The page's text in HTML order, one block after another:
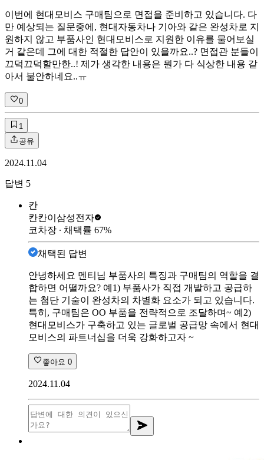
이번에 현대모비스 구매팀으로 면접을 준비하고 있습니다. 다
만 예상되는 질문중에, 현대자동차나 기아와 같은 완성차로 지
원하지 않고 부품사인 현대모비스로 지원한 이유를 물어보실
거 같은데 그에 대한 적절한 답안이 있을까요..? 면접관 분들이
끄덕끄덕할만한..! 제가 생각한 내용은 뭔가 다 식상한 내용 같
아서 불안하네요..ㅠ
0
1
공유
2024.11.04
답변 5
칸
칸칸이 삼성전자
코차장 ∙ 채택률 67%
채택된 답변
안녕하세요 멘티님 부품사의 특징과 구매팀의 역할을 결
합하면 어떨까요? 예1) 부품사가 직접 개발하고 공급하
는 첨단 기술이 완성차의 차별화 요소가 되고 있습니다.
특히, 구매팀은 OO 부품을 전략적으로 조달하며~ 예2)
현대모비스가 구축하고 있는 글로벌 공급망 속에서 현대
모비스의 파트너십을 더욱 강화하고자 ~
좋아요 0
2024.11.04